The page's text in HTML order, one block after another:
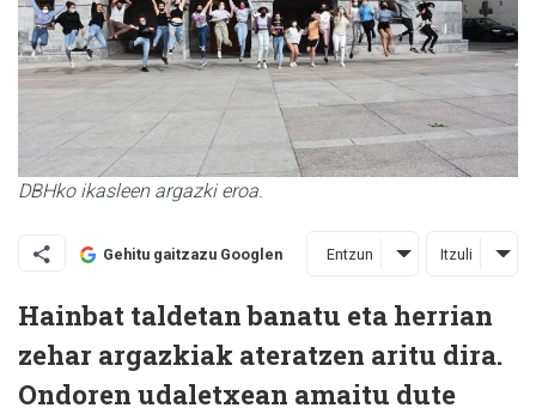
DBHko ikasleen argazki eroa.
Gehitu gaitzazu Googlen Entzun Itzuli
Hainbat taldetan banatu eta herrian
zehar argazkiak ateratzen aritu dira.
Ondoren udaletxean amaitu dute